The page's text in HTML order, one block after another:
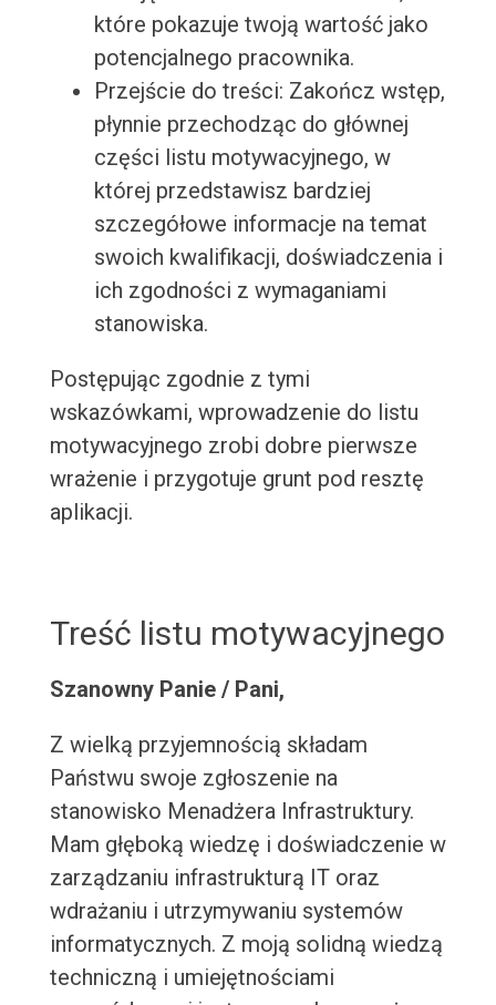
które pokazuje twoją wartość jako
potencjalnego pracownika.
Przejście do treści: Zakończ wstęp,
płynnie przechodząc do głównej
części listu motywacyjnego, w
której przedstawisz bardziej
szczegółowe informacje na temat
swoich kwalifikacji, doświadczenia i
ich zgodności z wymaganiami
stanowiska.
Postępując zgodnie z tymi
wskazówkami, wprowadzenie do listu
motywacyjnego zrobi dobre pierwsze
wrażenie i przygotuje grunt pod resztę
aplikacji.
Treść listu motywacyjnego
Szanowny Panie / Pani,
Z wielką przyjemnością składam
Państwu swoje zgłoszenie na
stanowisko Menadżera Infrastruktury.
Mam głęboką wiedzę i doświadczenie w
zarządzaniu infrastrukturą IT oraz
wdrażaniu i utrzymywaniu systemów
informatycznych. Z moją solidną wiedzą
techniczną i umiejętnościami